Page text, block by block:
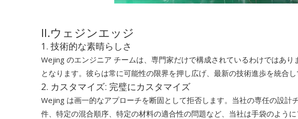
II.ウェジンエッジ
1. 技術的な素晴らしさ
Wejing のエンジニア チームは、専門家だけで構成されているわけではあ
となります。彼らは常に可能性の限界を押し広げ、最新の技術進歩を統合
2. カスタマイズ: 完璧にカスタマイズ
Wejing は画一的なアプローチを断固として拒否します。当社の専任の設
件、特定の混合順序、特定の材料の適合性の問題など、当社は手袋のよう